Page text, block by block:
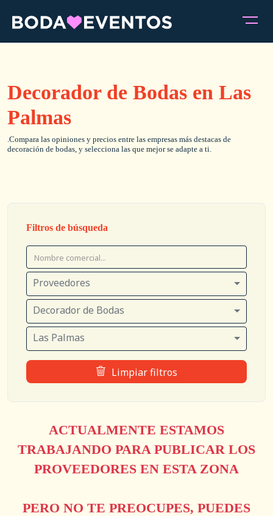
Decorador de Bodas en Las
Palmas
.Compara las opiniones y precios entre las empresas más destacas de
decoración de bodas, y selecciona las que mejor se adapte a ti.
Filtros de búsqueda
Proveedores
Decorador de Bodas
Las Palmas
Limpiar filtros
ACTUALMENTE ESTAMOS
TRABAJANDO PARA PUBLICAR LOS
PROVEEDORES EN ESTA ZONA
PERO NO TE PREOCUPES, PUEDES